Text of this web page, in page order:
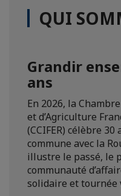
QUI
Grandir
ans
En 2026, la
et d’Agriculture
(CCIFER) célèbre
commune avec la
illustre le passé, le
communauté
solidaire et tournée